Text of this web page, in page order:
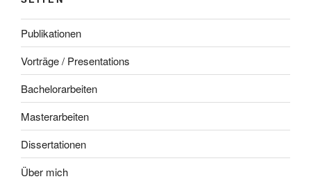
Publikationen
Vorträge / Presentations
Bachelorarbeiten
Masterarbeiten
Dissertationen
Über mich